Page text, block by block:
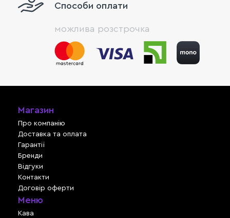
Способи оплати
можлива розстрочка
Магазин
Про компанію
Доставка та оплата
Гарантії
Бренди
Відгуки
Контакти
Договір оферти
Меню
Кава